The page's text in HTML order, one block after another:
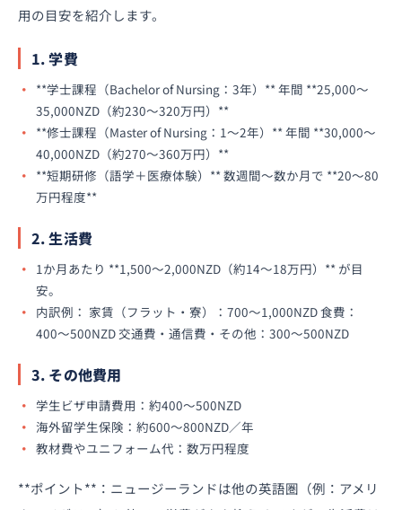
用の目安を紹介します。
1. 学費
**学士課程（Bachelor of Nursing：3年）** 年間 **25,000〜
35,000NZD（約230〜320万円）**
**修士課程（Master of Nursing：1〜2年）** 年間 **30,000〜
40,000NZD（約270〜360万円）**
**短期研修（語学＋医療体験）** 数週間〜数か月で **20〜80
万円程度**
2. 生活費
1か月あたり **1,500〜2,000NZD（約14〜18万円）** が目
安。
内訳例： 家賃（フラット・寮）：700〜1,000NZD 食費：
400〜500NZD 交通費・通信費・その他：300〜500NZD
3. その他費用
学生ビザ申請費用：約400〜500NZD
海外留学生保険：約600〜800NZD／年
教材費やユニフォーム代：数万円程度
**ポイント**：ニュージーランドは他の英語圏（例：アメリ